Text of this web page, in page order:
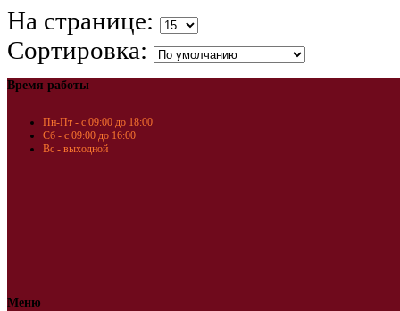
На странице:
Сортировка:
Время работы
Пн-Пт - с 09:00 до 18:00
Сб - с 09:00 до 16:00
Вс - выходной
Меню